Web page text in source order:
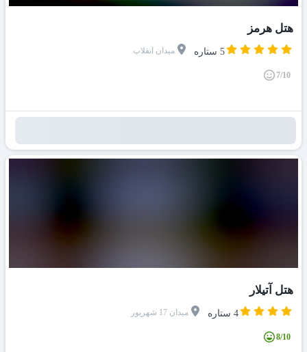
هتل هرمز
5 ستاره میدان انقلاب
7/10
هتل آتیلار
4 ستاره میدان 17 شهریور
8/10